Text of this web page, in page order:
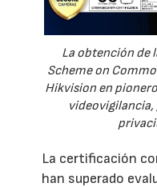
La obtención de
Scheme on
Hikvision en
La certificación
han superado